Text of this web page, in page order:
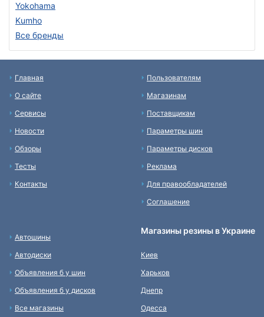
Yokohama
Kumho
Все бренды
Главная
О сайте
Сервисы
Новости
Обзоры
Тесты
Контакты
Пользователям
Магазинам
Поставщикам
Параметры шин
Параметры дисков
Реклама
Для правообладателей
Соглашение
Автошины
Автодиски
Объявления б у шин
Объявления б у дисков
Все магазины
Магазины резины в Украине
Киев
Харьков
Днепр
Одесса